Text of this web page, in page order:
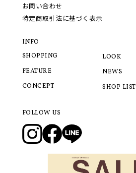
お問い合わせ
特定商取引法に基づく表示
INFO
SHOPPING
FEATURE
CONCEPT
LOOK
NEWS
SHOP LIST
FOLLOW US